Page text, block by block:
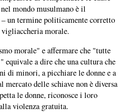
mondo musulmano è il
un termine politicamente corretto
morale.
morale" e affermare che "tutte
equivale a dire che una cultura che
di minori, a picchiare le donne e a
mercato delle schiave non è diversa
le donne, riconosce i loro
violenza gratuita.